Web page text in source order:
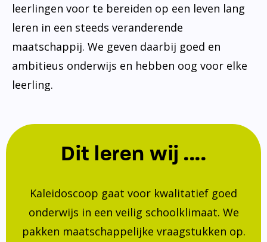
leerlingen voor te bereiden op een leven lang
leren in een steeds veranderende
maatschappij. We geven daarbij goed en
ambitieus onderwijs en hebben oog voor elke
leerling.
Dit leren wij ....
Kaleidoscoop gaat voor kwalitatief goed
onderwijs in een veilig schoolklimaat. We
pakken maatschappelijke vraagstukken op.